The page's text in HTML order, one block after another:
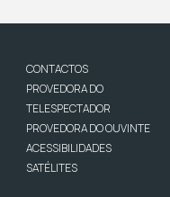
CONTACTOS
PROVEDORA DO
TELESPECTADOR
PROVEDORA DO OUVINTE
ACESSIBILIDADES
SATÉLITES